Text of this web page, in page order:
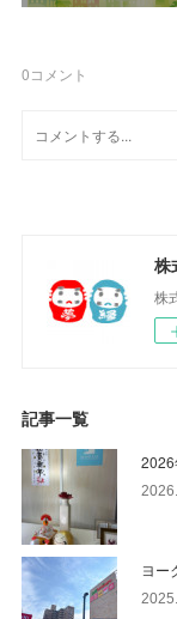
0コメント
株
株
記事一覧
ヨー